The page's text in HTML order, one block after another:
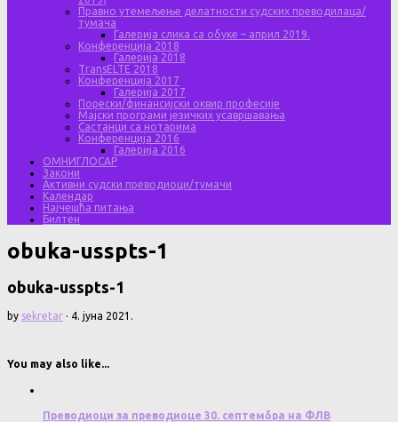
Правно утемељење делатности судских преводилаца/
тумача
Галерија слика са обуке – април 2019.
Конференција 2018
Галерија 2018
TransELTE 2018
Конференција 2017
Галерија 2017
Порески/финансијски оквир професије
Мајски програми језичких усавршавања
Састанци са нотарима
Конференција 2016
Галерија 2016
ОМНИГЛОСАР
Закони
Активни судски преводиоци/тумачи
Календар
Најчешћа питања
Билтен
obuka-usspts-1
obuka-usspts-1
by sekretar · 4. јуна 2021.
You may also like...
Преводиоци за преводиоце 30. септембра на ФЛВ